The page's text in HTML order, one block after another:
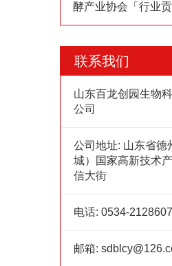
酵产业协会「行业贡
联系我们
山东百龙创园生物
公司
公司地址: 山东省德
城）国家高新技术
信大街
电话: 0534-2128607
邮箱: